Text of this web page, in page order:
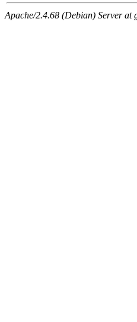
Apache/2.4.68 (Debian) Server at